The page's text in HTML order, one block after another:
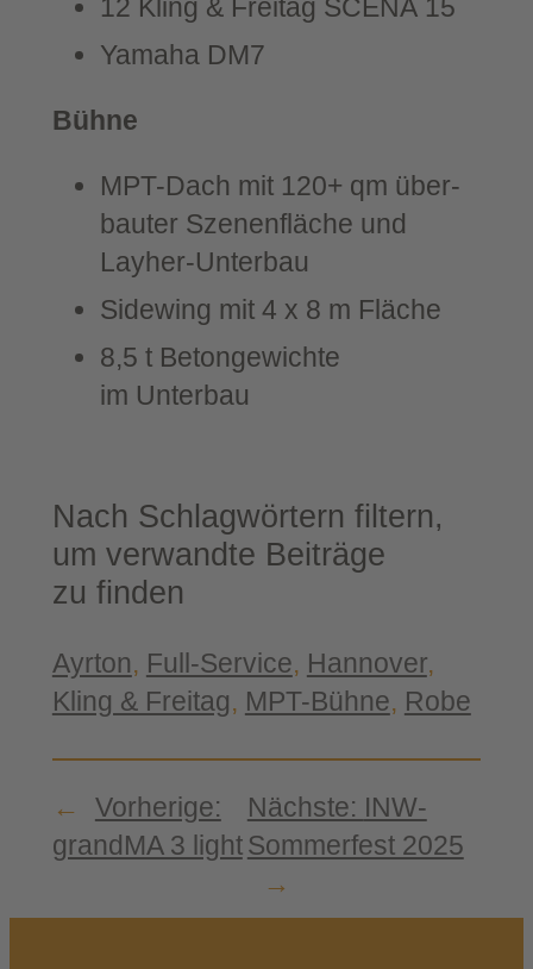
12 Kling & Frei­tag SCENA 15
Yama­ha DM7
Büh­ne
MPT-​Dach mit 120+ qm über­
bau­ter Sze­nen­flä­che und
Layher-Unterbau
Side­wing mit 4 x 8 m Fläche
8,5 t Beton­ge­wich­te
im Unterbau
Nach Schlag­wör­tern fil­tern,
um ver­wand­te Bei­trä­ge
zu finden
Ayr­ton, Full-​Service, Han­no­ver
Kling & Frei­tag, MPT-​Bühne, Robe
←
Vorherige:
grand­MA 3 light
Nächste: INW-​
Sommerfest 2025
→